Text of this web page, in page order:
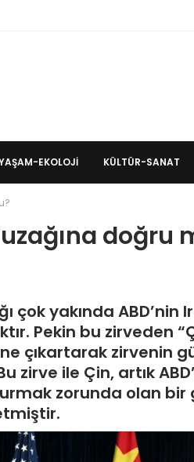
EKOLOJI KÜLTÜR-SANAT
doğru
yakında ABD’nin
Pekin bu zirveden
çıkartarak zirvenin
zirve ile Çin, artık
zorunda olan bir